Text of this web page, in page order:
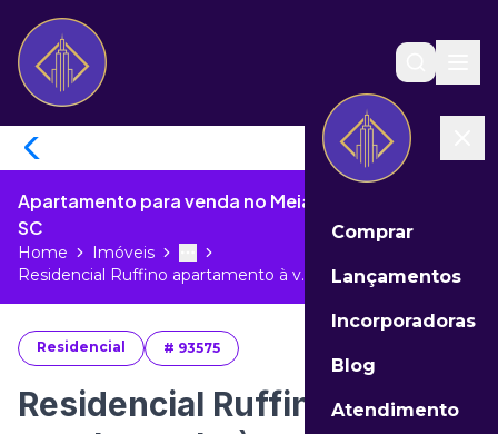
Comprar
Lançamentos
Incorporadoras
Blog
Atendimento
Apartamento para venda no Meia Praia de Itapema -
SC
Home Imóveis More
Toggle menu
Residencial Ruffino apartamento à v...
Residencial # 93575
Residencial Ruffino